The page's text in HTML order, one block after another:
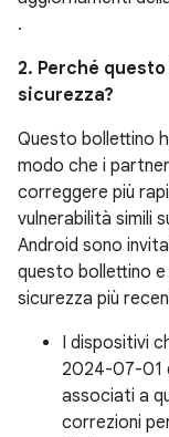
.
2. Perché
sicurezza?
Questo bollettino
modo che i
correggere più
vulnerabilità simili
Android sono
questo bollettino e
sicurezza più
I dispositivi
2024-07-01
associati a
correzioni